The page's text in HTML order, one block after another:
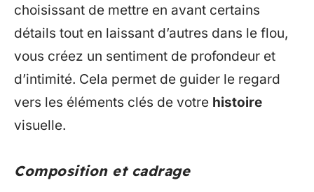
choisissant de mettre en avant certains
détails tout en laissant d’autres dans le flou,
vous créez un sentiment de profondeur et
d’intimité. Cela permet de guider le regard
vers les éléments clés de votre histoire
visuelle.
Composition et cadrage